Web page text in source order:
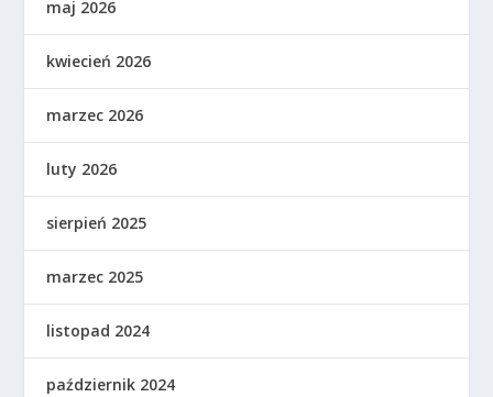
maj 2026
kwiecień 2026
marzec 2026
luty 2026
sierpień 2025
marzec 2025
listopad 2024
październik 2024